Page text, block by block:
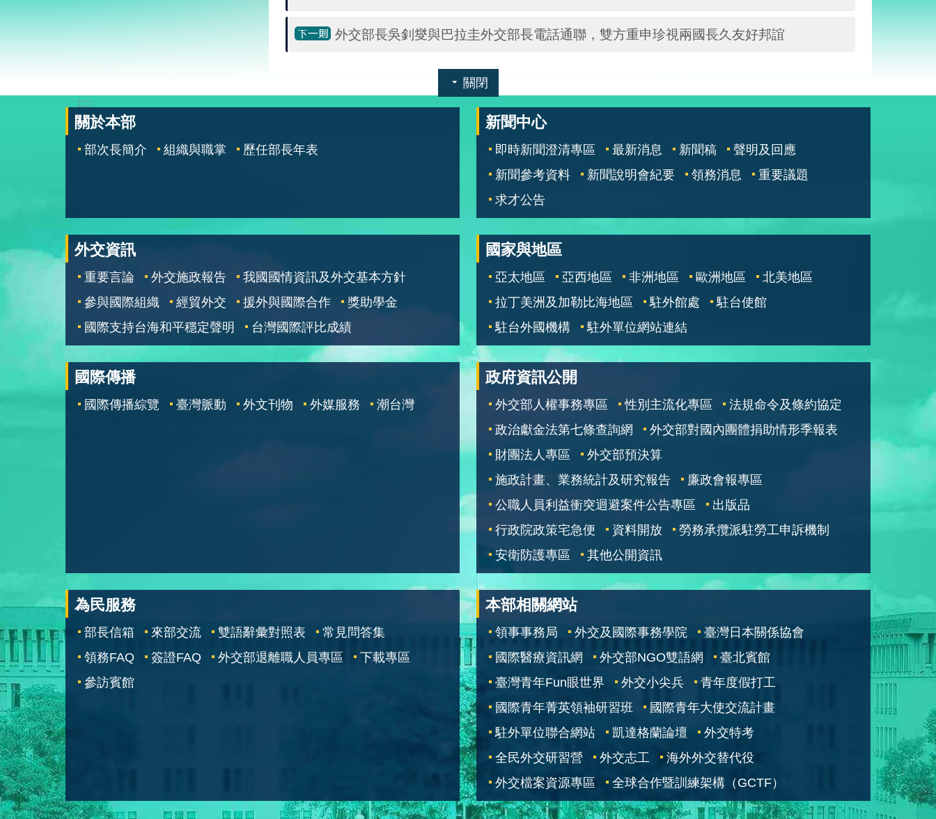
外交部長吳釗燮與巴拉圭外交部長電話通聯，雙方重申珍視兩國長久友好邦誼
關閉
:::
關於本部
部次長簡介 組織與職掌 歷任部長年表
新聞中心
即時新聞澄清專區 最新消息 新聞稿
聲明及回應
新聞參考資料
新聞說明會紀要 領務消息
重要議題
求才公告
外交資訊
重要言論 外交施政報告
我國國情資訊及外交基本方針
參與國際組織
經貿外交 援外與國際合作
獎助學金
國際支持台海和平穩定聲明
台灣國際評比成績
國家與地區
亞太地區 亞西地區 非洲地區 歐洲地區
北美地區
拉丁美洲及加勒比海地區
駐外館處
駐台使館
駐台外國機構
駐外單位網站連結
國際傳播
國際傳播綜覽 臺灣脈動 外文刊物 外媒服務 潮台灣
政府資訊公開
外交部人權事務專區 性別主流化專區
法規命令及條約協定
政治獻金法第七條查詢網
外交部對國內團體捐助情形季報表
財團法人專區
外交部預決算
施政計畫、業務統計及研究報告
廉政會報專區
公職人員利益衝突迴避案件公告專區
出版品
行政院政策宅急便
資料開放
勞務承攬派駐勞工申訴機制
安衛防護專區
其他公開資訊
為民服務
部長信箱 來部交流 雙語辭彙對照表
常見問答集
領務FAQ
簽證FAQ 外交部退離職人員專區
下載專區
參訪賓館
本部相關網站
領事事務局 外交及國際事務學院
臺灣日本關係協會
國際醫療資訊網
外交部NGO雙語網
臺北賓館
臺灣青年Fun眼世界
外交小尖兵
青年度假打工
國際青年菁英領袖研習班
國際青年大使交流計畫
駐外單位聯合網站
凱達格蘭論壇
外交特考
全民外交研習營
外交志工
海外外交替代役
外交檔案資源專區
全球合作暨訓練架構（GCTF）